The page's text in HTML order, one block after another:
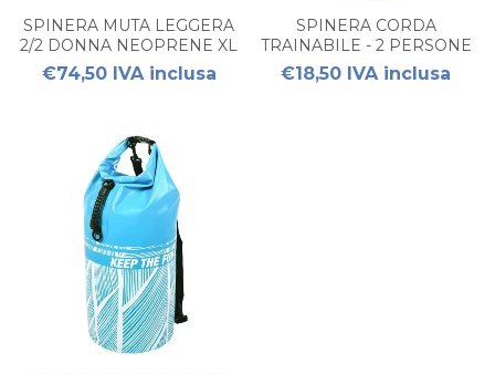
SPINERA MUTA LEGGERA
2/2 DONNA NEOPRENE XL
€74,50 IVA inclusa
SPINERA CORDA
TRAINABILE - 2 PERSONE
€18,50 IVA inclusa